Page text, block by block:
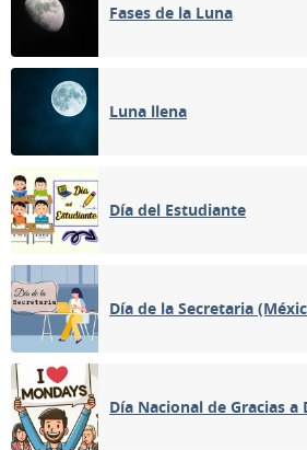
Fases de la Luna
Luna llena
Día del Estudiante
Día de la Secretaria
Día Nacional de Gracias a